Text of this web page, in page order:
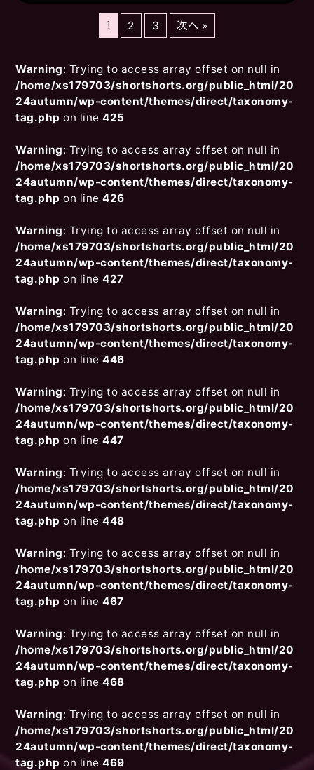
1 2 3 次へ »
Warning: Trying to access array offset on null in
/home/xs179703/shortshorts.org/public_html/20
24autumn/wp-content/themes/direct/taxonomy-
tag.php on line425
Warning: Trying to access array offset on null in
/home/xs179703/shortshorts.org/public_html/20
24autumn/wp-content/themes/direct/taxonomy-
tag.php on line426
Warning: Trying to access array offset on null in
/home/xs179703/shortshorts.org/public_html/20
24autumn/wp-content/themes/direct/taxonomy-
tag.php on line427
Warning: Trying to access array offset on null in
/home/xs179703/shortshorts.org/public_html/20
24autumn/wp-content/themes/direct/taxonomy-
tag.php on line446
Warning: Trying to access array offset on null in
/home/xs179703/shortshorts.org/public_html/20
24autumn/wp-content/themes/direct/taxonomy-
tag.php on line447
Warning: Trying to access array offset on null in
/home/xs179703/shortshorts.org/public_html/20
24autumn/wp-content/themes/direct/taxonomy-
tag.php on line448
Warning: Trying to access array offset on null in
/home/xs179703/shortshorts.org/public_html/20
24autumn/wp-content/themes/direct/taxonomy-
tag.php on line467
Warning: Trying to access array offset on null in
/home/xs179703/shortshorts.org/public_html/20
24autumn/wp-content/themes/direct/taxonomy-
tag.php on line468
Warning: Trying to access array offset on null in
/home/xs179703/shortshorts.org/public_html/20
24autumn/wp-content/themes/direct/taxonomy-
tag.php on line469